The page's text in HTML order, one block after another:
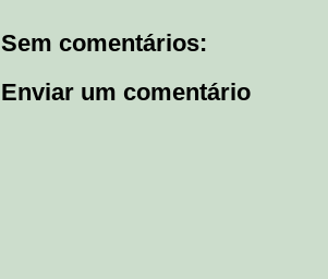
Sem comentários:
Enviar um comentário